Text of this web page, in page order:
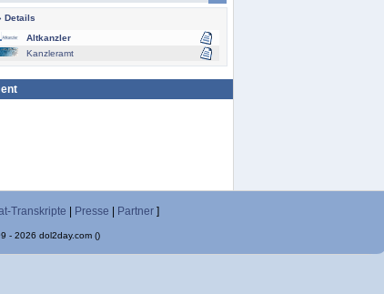
Details
Altkanzler
Kanzleramt
Transkripte Presse Partner ]
- 2026 dol2day.com ()